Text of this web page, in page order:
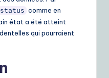
status comme en
état a été atteint
qui pourraient